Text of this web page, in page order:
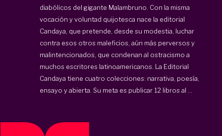
diabólicos del gigante Malambruno. Con la misma
vocación y voluntad quijotesca nace la editorial
Candaya, que pretende, desde su modestia, luchar
contra esos otros maleficios, aún más perversos y
malintencionados, que condenan al ostracismo a
muchos escritores latinoamericanos. La Editorial
Candaya tiene cuatro colecciones: narrativa, poesía,
ensayo y abierta. Su meta es publicar 12 libros al ...